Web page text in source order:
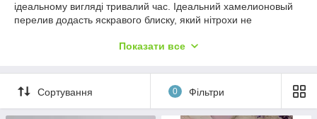
ідеальному вигляді тривалий час. Ідеальний хамелионовый
перелив додасть яскравого блиску, який нітрохи не
ідеальні ромбики для декору нігтів Ви можете придбати в
Показати все
Сортування 0 Фільтри